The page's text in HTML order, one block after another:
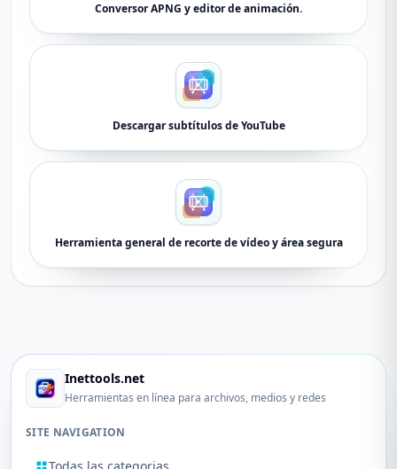
Conversor APNG y editor de animación.
Descargar subtítulos de YouTube
Herramienta general de recorte de vídeo y área segura
Inettools.net
Herramientas en línea para archivos, medios y redes
SITE NAVIGATION